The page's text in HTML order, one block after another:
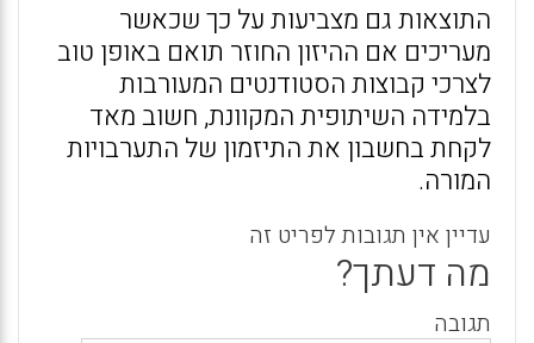
התוצאות גם מצביעות על כך שכאשר
מעריכים אם ההיזון החוזר תואם באופן טוב
לצרכי קבוצות הסטודנטים המעורבות
בלמידה השיתופית המקוונת, חשוב מאד
לקחת בחשבון את התיזמון של התערבויות
המורה.
עדיין אין תגובות לפריט זה
מה דעתך?
תגובה